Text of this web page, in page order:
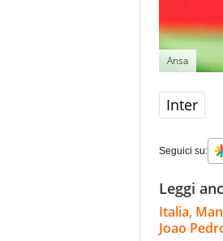
Ansa
Inter
Seguici su:
Leggi
Italia,
Joao